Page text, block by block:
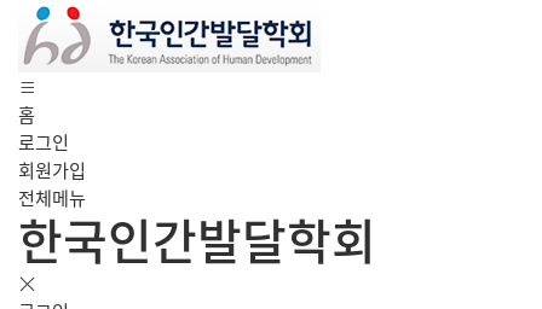
홈
로그인
회원가입
전체메뉴
한국인간발달학회